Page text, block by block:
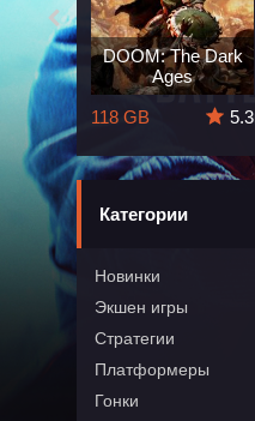
The
5.7
DOOM: The Dark
Ages
118 GB
5.3
Категории
Новинки
Экшен игры
Стратегии
Платформеры
Гонки